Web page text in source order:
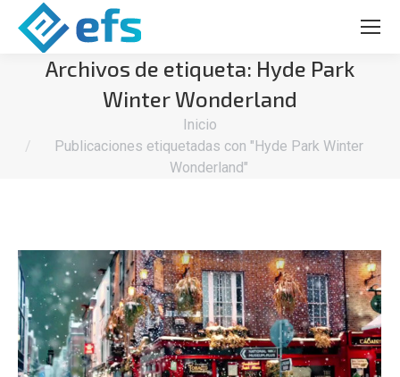
Archivos de etiqueta: Hyde Park
Winter Wonderland
Inicio
Publicaciones etiquetadas con "Hyde Park Winter
Wonderland"